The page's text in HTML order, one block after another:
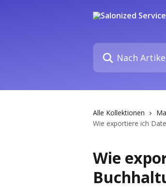
Nach Artikeln
Alle Kollektionen
Wie exportiere ich
Wie